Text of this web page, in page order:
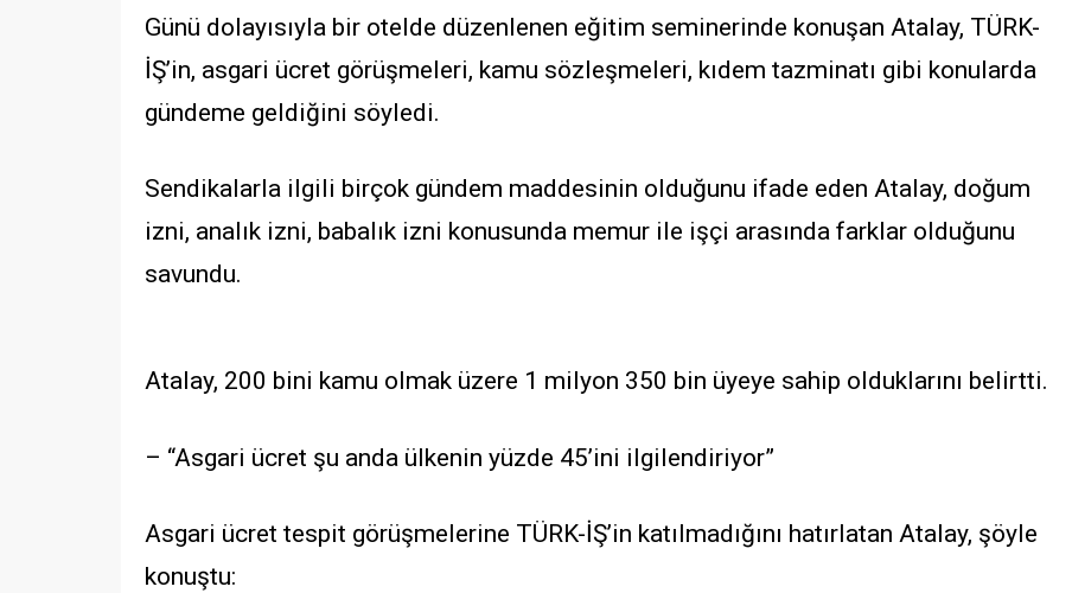
Günü dolayısıyla bir otelde düzenlenen eğitim seminerinde konuşan Atalay, TÜRK-
İŞ’in, asgari ücret görüşmeleri, kamu sözleşmeleri, kıdem tazminatı gibi konularda
gündeme geldiğini söyledi.
Sendikalarla ilgili birçok gündem maddesinin olduğunu ifade eden Atalay, doğum
izni, analık izni, babalık izni konusunda memur ile işçi arasında farklar olduğunu
savundu.
Atalay, 200 bini kamu olmak üzere 1 milyon 350 bin üyeye sahip olduklarını belirtti.
– “Asgari ücret şu anda ülkenin yüzde 45’ini ilgilendiriyor”
Asgari ücret tespit görüşmelerine TÜRK-İŞ’in katılmadığını hatırlatan Atalay, şöyle
konuştu: